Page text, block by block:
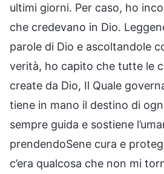
ultimi giorni. Per caso, ho
che credevano in Dio.
parole di Dio e ascoltandole
verità, ho capito che tutte le
create da Dio, Il Quale
tiene in mano il destino di
sempre guida e sostiene
prendendoSene cura e
c’era qualcosa che non mi